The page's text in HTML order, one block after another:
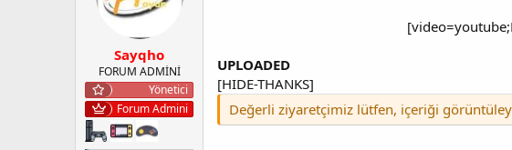
Sayqho
FORUM ADMİNİ
Yönetici
Forum Admini
UPLOADED
[HIDE-THANKS]
Değerli ziyaretçimiz lütfen, içeriği